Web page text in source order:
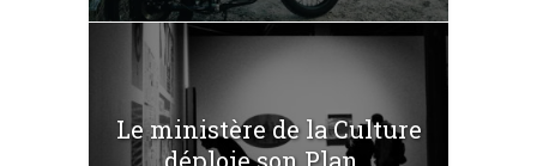
Le ministère de la Culture